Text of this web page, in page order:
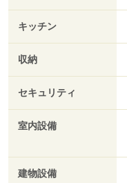
キッチン
収納
セキュリティ
室内設備
建物設備